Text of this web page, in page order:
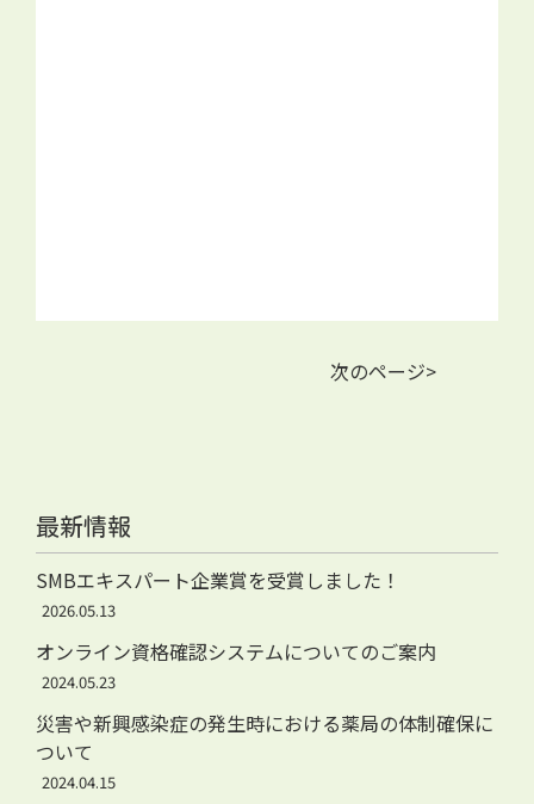
次のページ>
最新情報
SMBエキスパート企業賞を受賞しました！
2026.05.13
オンライン資格確認システムについてのご案内
2024.05.23
災害や新興感染症の発生時における薬局の体制確保に
ついて
2024.04.15